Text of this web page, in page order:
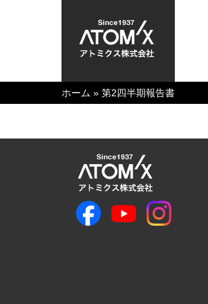
ホーム » 第2四半期報告書